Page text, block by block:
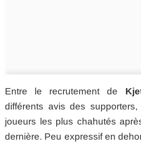
Entre le recrutement de
différents avis des
joueurs les plus chahutés
dernière. Peu expressif en